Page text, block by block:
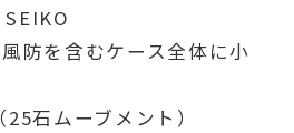
防を含むケース全体に小
石ムーブメント）